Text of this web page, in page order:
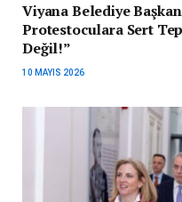
Viyana Belediye
Protestoculara Sert
Değil!”
10 MAYIS 2026